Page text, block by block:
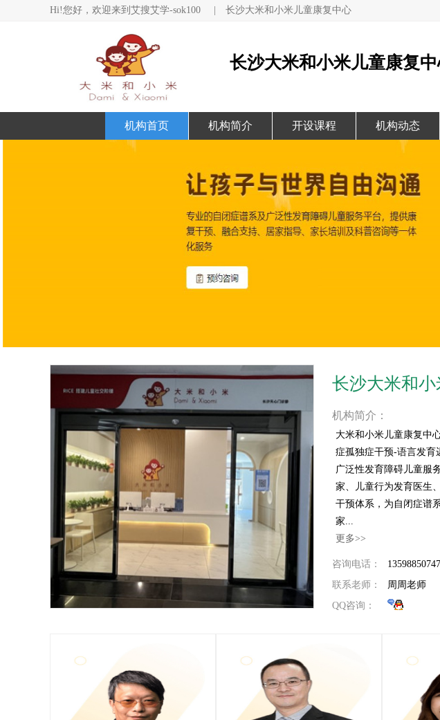
Hi!您好，欢迎来到艾搜艾学-sok100 长沙大米和小米儿童康复中心
长沙大米和小米儿童康复
机构首页 机构简介 开设课程 机构动态
长沙大米和
机构简介：
大米和小米儿童康复中
症孤独症干预-语言发育
广泛性发育障碍儿童服
家、儿童行为发育医生
干预体系，为自闭症谱
家...
更多>>
咨询电话：
13598850747
联系老师：
周周老师
QQ咨询：